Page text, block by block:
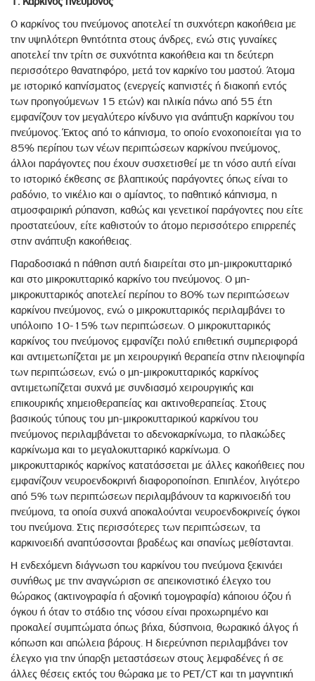
Ο καρκίνος του πνεύμονος αποτελεί τη συχνότερη κακοήθεια με
την υψηλότερη θνητότητα στους άνδρες, ενώ στις γυναίκες
αποτελεί την τρίτη σε συχνότητα κακοήθεια και τη δεύτερη
περισσότερο θανατηφόρο, μετά τον καρκίνο του μαστού. Άτομα
με ιστορικό καπνίσματος (ενεργείς καπνιστές ή διακοπή εντός
των προηγούμενων 15 ετών) και ηλικία πάνω από 55 έτη
εμφανίζουν τον μεγαλύτερο κίνδυνο για ανάπτυξη καρκίνου του
πνεύμονος. Έκτος από το κάπνισμα, το οποίο ενοχοποιείται για το
85% περίπου των νέων περιπτώσεων καρκίνου πνεύμονος,
άλλοι παράγοντες που έχουν συσχετισθεί με τη νόσο αυτή είναι
το ιστορικό έκθεσης σε βλαπτικούς παράγοντες όπως είναι το
ραδόνιο, το νικέλιο και ο αμίαντος, το παθητικό κάπνισμα, η
ατμοσφαιρική ρύπανση, καθώς και γενετικοί παράγοντες που είτε
προστατεύουν, είτε καθιστούν το άτομο περισσότερο επιρρεπές
στην ανάπτυξη κακοήθειας.
Παραδοσιακά η πάθηση αυτή διαιρείται στο μη-μικροκυτταρικό
και στο μικροκυτταρικό καρκίνο του πνεύμονος. Ο μη-
μικροκυτταρικός αποτελεί περίπου το 80% των περιπτώσεων
καρκίνου πνεύμονος, ενώ ο μικροκυτταρικός περιλαμβάνει το
υπόλοιπο 10-15% των περιπτώσεων. Ο μικροκυτταρικός
καρκίνος του πνεύμονος εμφανίζει πολύ επιθετική συμπεριφορά
και αντιμετωπίζεται με μη χειρουργική θεραπεία στην πλειοψηφία
των περιπτώσεων, ενώ ο μη-μικροκυτταρικός καρκίνος
αντιμετωπίζεται συχνά με συνδιασμό χειρουργικής και
επικουρικής χημειοθεραπείας και ακτινοθεραπείας. Στους
βασικούς τύπους του μη-μικροκυτταρικού καρκίνου του
πνεύμονος περιλαμβάνεται το αδενοκαρκίνωμα, το πλακώδες
καρκίνωμα και το μεγαλοκυτταρικό καρκίνωμα. Ο
μικροκυτταρικός καρκίνος κατατάσσεται με άλλες κακοήθειες που
εμφανίζουν νευροενδοκρινή διαφοροποίηση. Επιπλέον, λιγότερο
από 5% των περιπτώσεων περιλαμβάνουν τα καρκινοειδή του
πνεύμονα, τα οποία συχνά αποκαλούνται νευροενδοκρινείς όγκοι
του πνεύμονα. Στις περισσότερες των περιπτώσεων, τα
καρκινοειδή αναπτύσσονται βραδέως και σπανίως μεθίστανται.
Η ενδεχόμενη διάγνωση του καρκίνου του πνεύμονα ξεκινάει
συνήθως με την αναγνώριση σε απεικονιστικό έλεγχο του
θώρακος (ακτινογραφία ή αξονική τομογραφία) κάποιου όζου ή
όγκου ή όταν το στάδιο της νόσου είναι προχωρημένο και
προκαλεί συμπτώματα όπως βήχα, δύσπνοια, θωρακικό άλγος ή
κόπωση και απώλεια βάρους. Η διερεύνηση περιλαμβάνει τον
έλεγχο για την ύπαρξη μεταστάσεων στους λεμφαδένες ή σε
άλλες θέσεις εκτός του θώρακα με το PET/CT και τη μαγνητική